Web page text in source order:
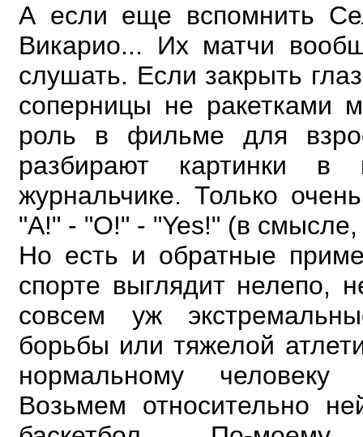
А если еще вспомнить
Викарио... Их матчи
слушать. Если закрыть
соперницы не ракетками
роль в фильме для
разбирают картинки в
журнальчике. Только
"А!" - "О!" - "Yes!" (в
Но есть и обратные
спорте выглядит нелепо,
совсем уж
борьбы илитяжелой
нормальному
Возьмем относительно